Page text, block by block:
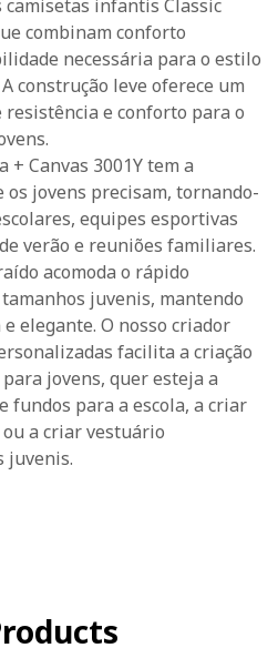
camisetas infantis Classic
combinam conforto
necessária para o estilo
construção leve oferece um
e conforto para o
Canvas 3001Y tem a
os jovens precisam, tornando-
equipes esportivas
verão e reuniões familiares.
acomoda o rápido
juvenis, mantendo
elegante. O nosso criador
facilita a criação
jovens, quer esteja a
fundos para a escola, a criar
a criar vestuário
juvenis.